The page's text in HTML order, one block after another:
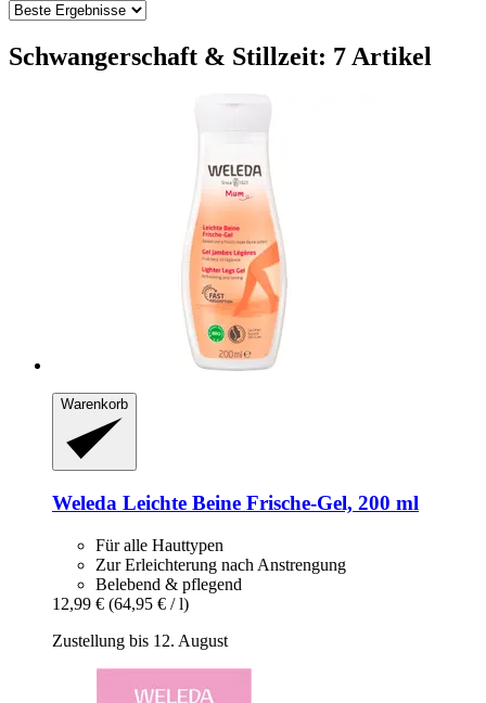
Schwangerschaft & Stillzeit: 7 Artikel
Warenkorb
Weleda Leichte Beine Frische-​Gel, 200 ml
Für alle Hauttypen
Zur Erleichterung nach Anstrengung
Belebend & pflegend
12,99 € (64,95 € / l)
Zustellung bis 12. August